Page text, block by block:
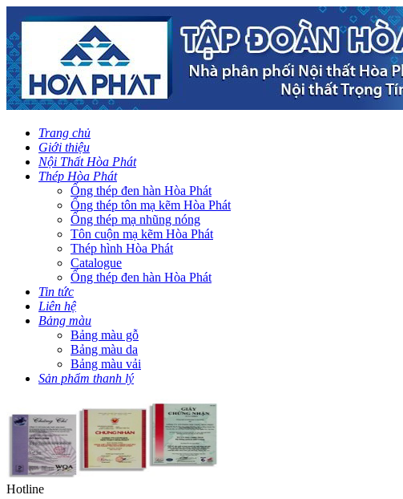
Trang chủ
Giới thiệu
Nội Thất Hòa Phát
Thép Hòa Phát
Ống thép đen hàn Hòa Phát
Ống thép tôn mạ kẽm Hòa Phát
Ống thép mạ nhũng nóng
Tôn cuộn mạ kẽm Hòa Phát
Thép hình Hòa Phát
Catalogue
Ống thép đen hàn Hòa Phát
Tin tức
Liên hệ
Bảng màu
Bảng màu gỗ
Bảng màu da
Bảng màu vải
Sản phẩm thanh lý
Hotline